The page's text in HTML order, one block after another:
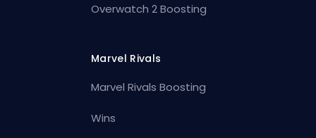
Overwatch 2 Boosting
Marvel Rivals
Marvel Rivals Boosting
Wins